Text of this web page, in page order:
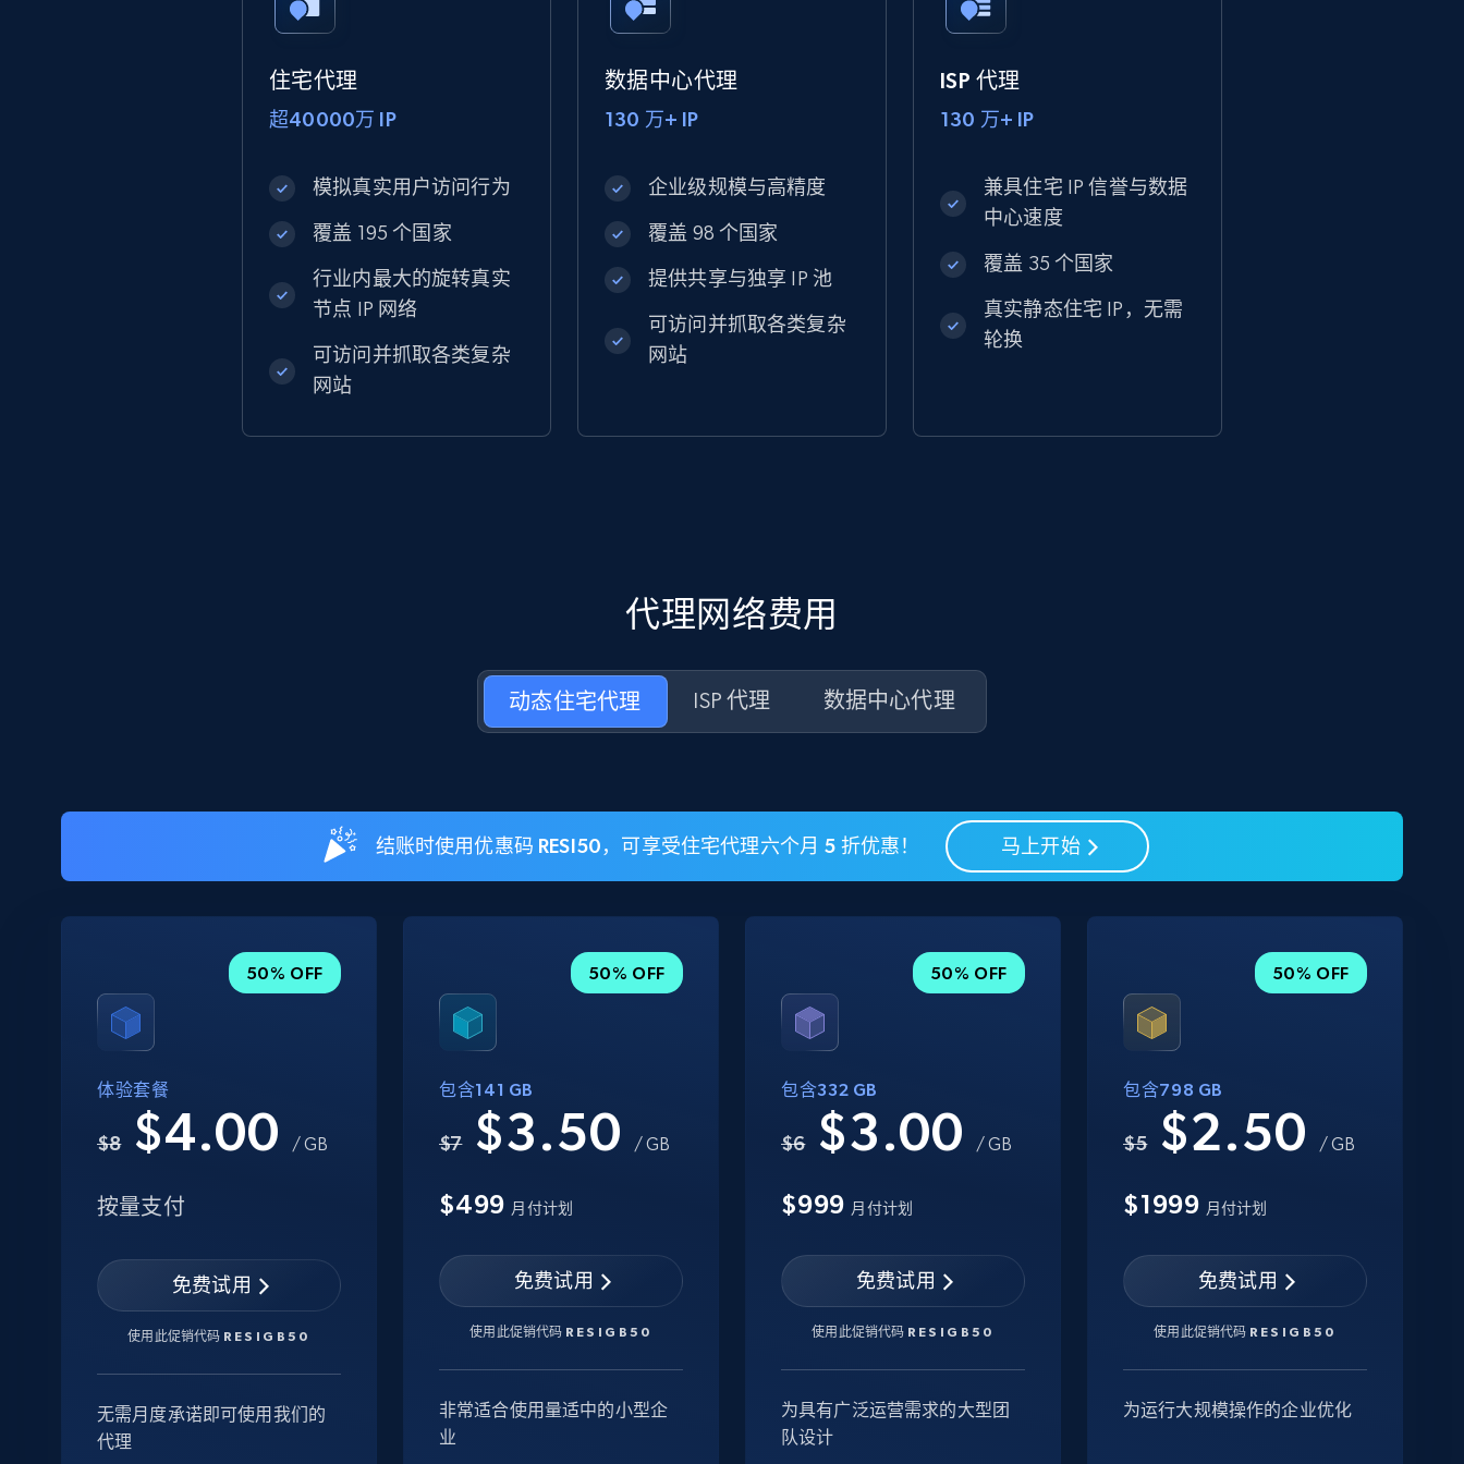
住宅代理
超40000万 IP
模拟真实用户访问行为
覆盖 195 个国家
行业内最大的旋转真实
节点 IP 网络
可访问并抓取各类复杂
网站
数据中心代理
130 万+ IP
企业级规模与高精度
覆盖 98 个国家
提供共享与独享 IP 池
可访问并抓取各类复杂
网站
ISP 代理
130 万+ IP
兼具住宅 IP 信誉与数据
中心速度
覆盖 35 个国家
真实静态住宅 IP，无需
轮换
代理网络费用
动态住宅代理 ISP 代理 数据中心代理
结账时使用优惠码 RESI50，可享受住宅代理六个月 5 折优惠！ 马上开始
50% OFF
体验套餐
$8 $4.00 / GB
按量支付
免费试用
使用此促销代码 RESIGB50
无需月度承诺即可使用我们的
代理
50% OFF
包含141 GB
$7 $3.50 / GB
$499 月付计划
免费试用
使用此促销代码 RESIGB50
非常适合使用量适中的小型企
业
50% OFF
包含332 GB
$6 $3.00 / GB
$999 月付计划
免费试用
使用此促销代码 RESIGB50
为具有广泛运营需求的大型团
队设计
50% OFF
包含798 GB
$5 $2.50 / GB
$1999 月付计划
免费试用
使用此促销代码 RESIGB50
为运行大规模操作的企业优化